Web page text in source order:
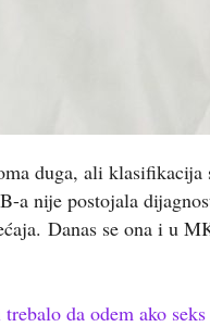
duga, ali klasifikacija
a nije postojala
Danas se ona i u
da odem ako